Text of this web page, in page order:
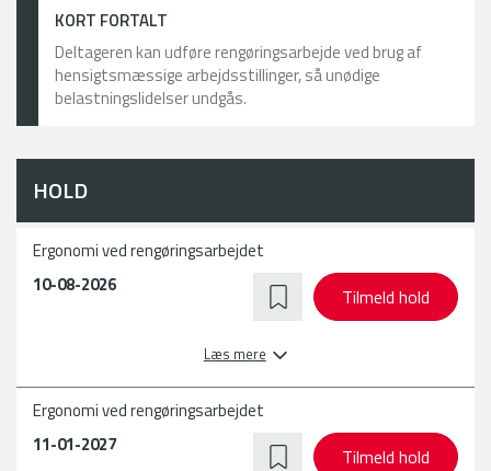
KORT FORTALT
Deltageren kan udføre rengøringsarbejde ved brug af
hensigtsmæssige arbejdsstillinger, så unødige
belastningslidelser undgås.
HOLD
10-08-2026
Ergonomi ved rengøringsarbejdet
Læs mere
Tilmeld hold
11-01-2027
Ergonomi ved rengøringsarbejdet
Tilmeld hold